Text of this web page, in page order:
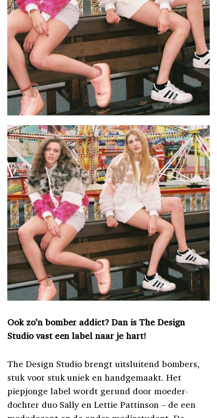
Ook zo’n bomber addict? Dan is The Design
Studio vast een label naar je hart!
The Design Studio brengt uitsluitend bombers,
stuk voor stuk uniek en handgemaakt. Het
piepjonge label wordt gerund door moeder-
dochter duo Sally en Lettie Pattinson – de een